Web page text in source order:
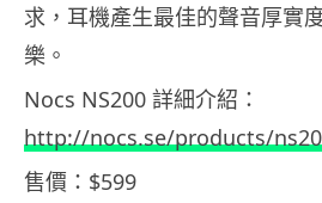
求，耳機產生最佳的聲音厚實
樂。
Nocs NS200 詳細介紹：
http://nocs.se/products/
售價：$599